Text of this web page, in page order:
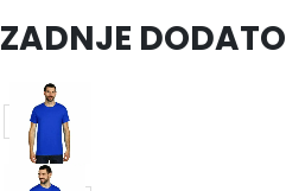
ZADNJE DODATO